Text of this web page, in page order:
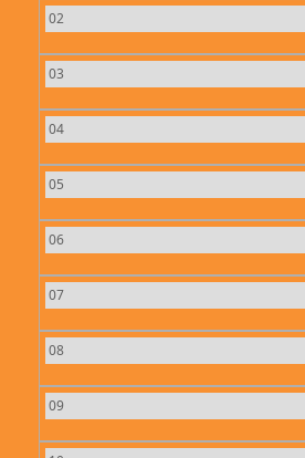
02
03
04
05
06
07
08
09